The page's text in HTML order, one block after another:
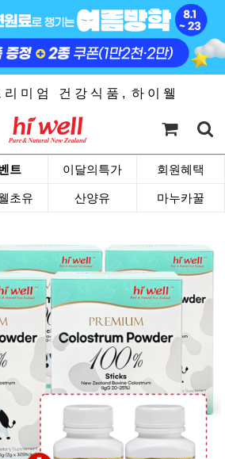
미 엄 건 강 식 품 , 하 이 웰
트 이달의특가 회원혜택
초유 산양유 마누카꿀